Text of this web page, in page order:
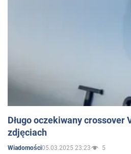
Długo oczekiwany crossover
zdjęciach
Wiadomości05.03.2025 23:23 5